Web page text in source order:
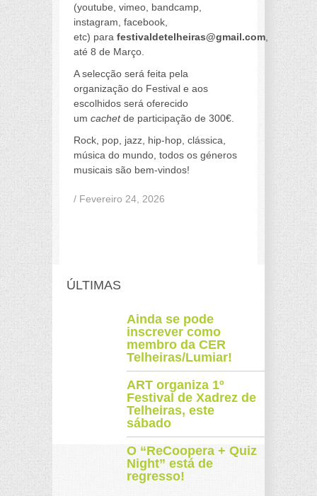
(youtube, vimeo, bandcamp,
instagram, facebook,
etc) para festivaldetelheiras@gmail.com
até 8 de Março.
A selecção será feita pela
organização do Festival e aos
escolhidos será oferecido
um cachetde participação de 300€.
Rock, pop, jazz, hip-hop, clássica,
música do mundo, todos os géneros
musicais são bem-vindos!
/ Fevereiro 24, 2026
ÚLTIMAS
Ainda se pode
inscrever como
membro da CER
Telheiras/Lumiar!
ART organiza 1º
Festival de Xadrez de
Telheiras, este
sábado
O “ReCoopera + Quiz
Night” está de
regresso!